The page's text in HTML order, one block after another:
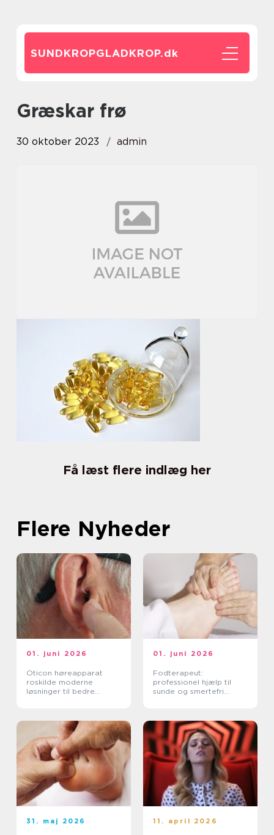
SUNDKROPGLADKROP.dk
græskar frø
30 oktober 2023 admin
Få læst flere indlæg her
Flere Nyheder
01. juni 2026
Oticon høreapparat
roskilde moderne
løsninger til bedre
01. juni 2026
Fodterapeut:
professionel hjælp til
sunde og smertefri
31. maj 2026 11. april 2026